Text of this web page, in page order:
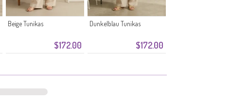
$172.00
Beige Tunikas
$172.00
Dunkelblau Tunikas